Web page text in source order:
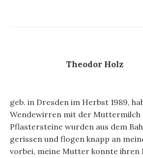
Theodor Holz
geb. in Dresden im Herbst 1989,
Wendewirren mit der Muttermilch
Pflastersteine wurden aus dem
gerissen und flogen knapp an
vorbei, meine Mutter konnte ihren